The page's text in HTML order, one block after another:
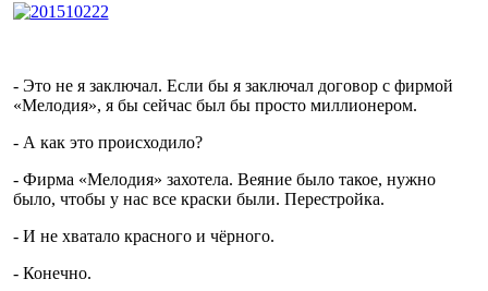
- Это не я заключал. Если бы я заключал договор с фирмой
«Мелодия», я бы сейчас был бы просто миллионером.
- А как это происходило?
- Фирма «Мелодия» захотела. Веяние было такое, нужно
было, чтобы у нас все краски были. Перестройка.
- И не хватало красного и чёрного.
- Конечно.